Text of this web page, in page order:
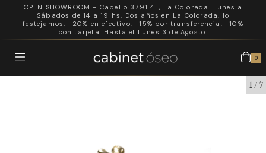
OPEN SHOWROOM - Cabello 3791 4T, La Colorada. Lunes a
Sábados de 14 a 19 hs. Dos años en La Colorada, lo
festejamos: -20% en efectivo, -15% por transferencia, -10%
con tarjeta. Hasta el Lunes 3 de Agosto.
0
1 / 7